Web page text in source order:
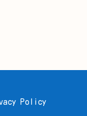
Policy